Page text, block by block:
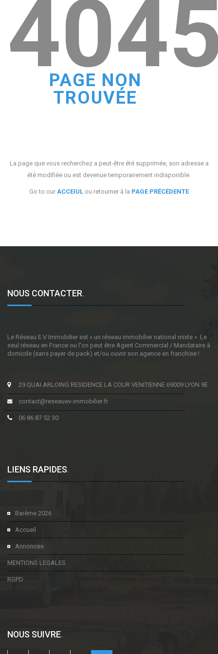
PAGE NON
TROUVÉE
La page que vous recherchez a peut-être été supprimée, son adresse a
été modifiée ou est devenue temporairement indisponible.
Go to our ACCEIUL ou retourner à la PAGE PRÉCÉDENTE
NOUS CONTACTER.
Le Réseau E.V Immobilier est « un réseau immobilier national mixte ». Le
seul réseau en France ou l'on peut être Agent Commercial / Mandataire à
domicile (sans payer de pack) et/ou ouvrir son agence en franchise !
29 QUAI ARLOING RESIDENCE LA COUR VENITIENNE 69009 LYON 9E
contact@reseauev-immobilier.fr
06 86 87 52 30
LIENS RAPIDES.
Barème 2026
Accueil
Annonces
MENTIONS LEGALES
RGPD
NOUS SUIVRE.